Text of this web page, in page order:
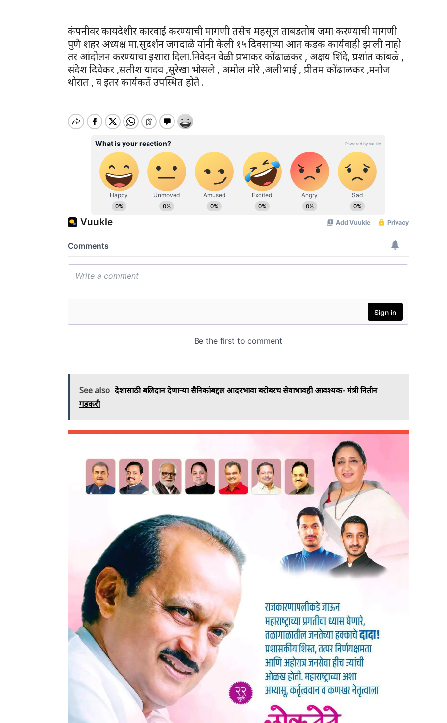
कंपनीवर कायदेशीर कारवाई करण्याची मागणी तसेच महसूल ताबडतोब जमा करण्याची मागणी
पुणे शहर अध्यक्ष मा.सुदर्शन जगदाळे यांनी केली १५ दिवसाच्या आत कडक कार्यवाही झाली नाही
तर आंदोलन करण्याचा इशारा दिला.निवेदन वेळी प्रभाकर कोंढाळकर , अक्षय शिंदे, प्रशांत कांबळे ,
संदेश दिवेकर ,सतीश यादव ,सुरेखा भोसले , अमोल मोरे ,अलीभाई , प्रीतम कोंढाळकर ,मनोज
थोरात , व इतर कार्यकर्ते उपस्थित होते .
See also देशासाठी बलिदान देणाऱ्या सैनिकांबद्दल आदरभावा बरोबरच सेवाभावही आवश्यक- मंत्री नितीन
गडकरी